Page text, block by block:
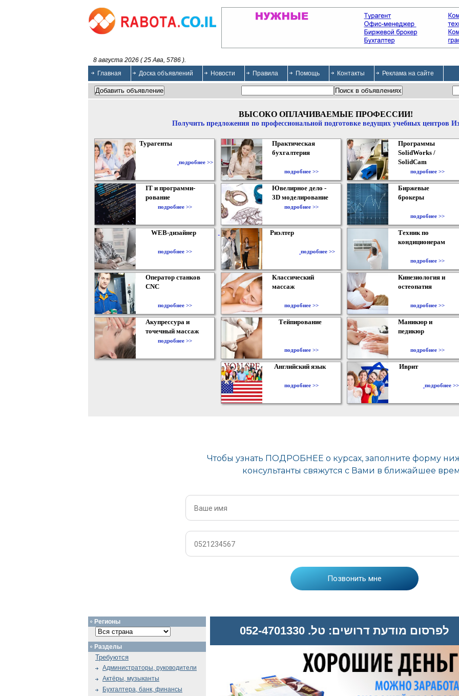
8 августа 2026 ( 25 Ава, 5786 ).
Главная
Доска объявлений Новости Правила Помощь Контакты Реклама на сайте
ВЫСОКО ОПЛАЧИВАЕМЫЕ ПРОФЕССИИ!
Получить предложения по профессиональной подготовке ведущих учебных центров
Турагенты
подробнее >>
Практическая
бухгалтерия
подробнее >>
Программы
SolidWorks /
SolidCam
подробнее >>
IT и программи-
рование
подробнее >>
Ювелирное дело -
3D моделирование
подробнее >>
Биржевые
брокеры
подробнее >>
WEB-дизайнер
подробнее >>
Риэлтер
подробнее >>
Техник по
кондиционерам
подробнее >>
Оператор станков
CNC
подробнее >>
Классический
массаж
подробнее >>
Кинезиология и
остеопатия
подробнее >>
Акупрессура и
точечный массаж
подробнее >>
Тейпирование
подробнее >>
Маникюр и
педикюр
подробнее >>
Английский язык
подробнее >>
Иврит
подробнее >>
לפרסום מודעת דרושים: טל. 052-4701330
Регионы
Разделы
Требуются
Администраторы, руководители
Актёры, музыканты
Бухгалтера, банк, финансы